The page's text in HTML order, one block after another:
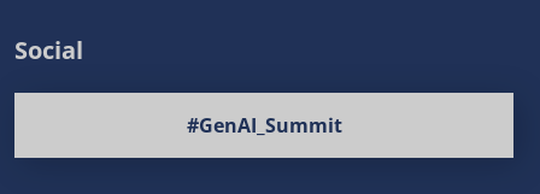
Social
#GenAI_Summit